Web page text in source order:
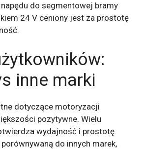
do segmentowej bramy
24 V ceniony jest za prostotę
inne marki
dotyczące motoryzacji
pozytywne. Wielu
wydajność i prostotę
do innych marek,